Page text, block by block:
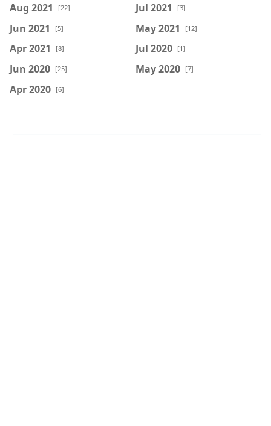
Aug 2021 [22] Jul 2021 [3]
Jun 2021 [5] May 2021 [12]
Apr 2021 [8] Jul 2020 [1]
Jun 2020 [25] May 2020 [7]
Apr 2020 [6]